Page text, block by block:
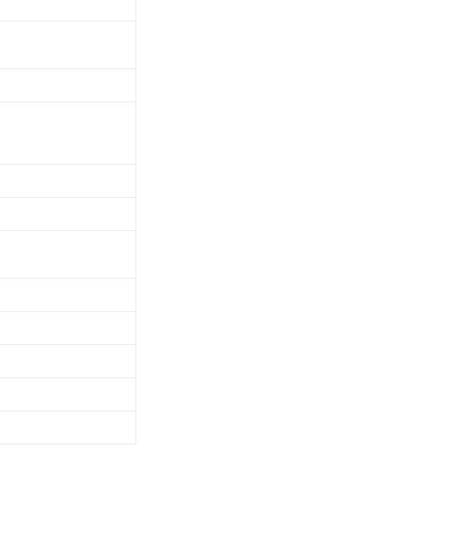
売ネットワーク
」をご確認ください。
なく第三者に漏洩または開示しないようお願いしま
部品リストについて、当社および当社の共同利用者
に関して"
ことがあります。
。
去に遡って非含有を証明するものではありません。
は、対応完了までの期間は出荷製品に未対応品が
。
ることを示します。
えいし、環境に深刻な影響を及ぼさない年数を意
記1、2および3の内容を当該第三者に通知します。
違法に輸出するおそれがある場合は、取り引きをい
のお取引先、またはお客様担当のオムロン制御
ていない機種